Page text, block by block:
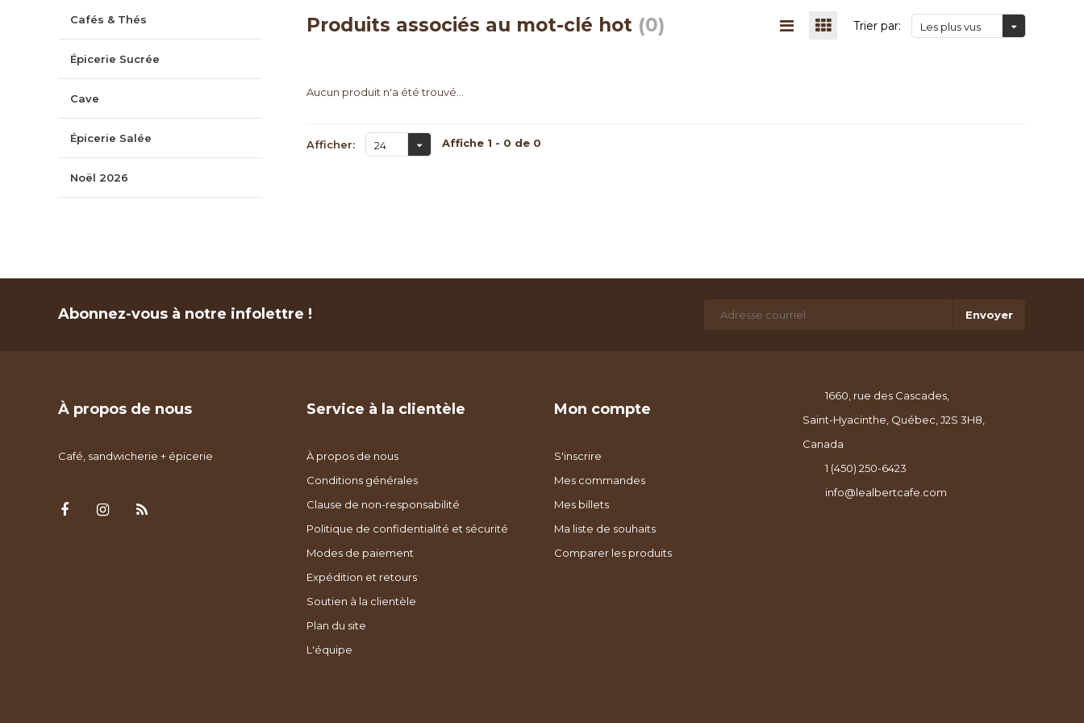
Cafés & Thés
Épicerie Sucrée
Cave
Épicerie Salée
Noël 2026
Produits associés au mot-clé hot (0) Trier par: Les plus vus
Aucun produit n'a été trouvé...
Afficher: 24 Affiche 1 - 0 de 0
Abonnez-vous à notre infolettre ! Envoyer
À propos de nous
Café, sandwicherie + épicerie
Service à la clientèle
À propos de nous
Conditions générales
Clause de non-responsabilité
Politique de confidentialité et sécurité
Modes de paiement
Expédition et retours
Soutien à la clientèle
Plan du site
L'équipe
Mon compte
S'inscrire
Mes commandes
Mes billets
Ma liste de souhaits
Comparer les produits
1660, rue des Cascades,
Saint-Hyacinthe, Québec, J2S 3H8,
Canada
1 (450) 250-6423
info@lealbertcafe.com